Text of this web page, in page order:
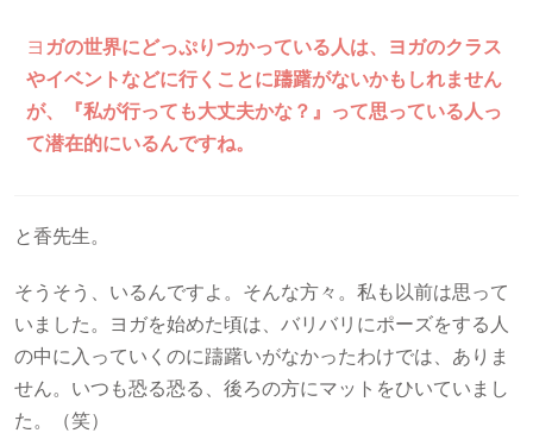
ヨ ガの世界にどっぷりつかっている人は、ヨガのクラス
やイベントなどに行くことに躊躇がないかもしれません
が、『私が行っても大丈夫かな？』って思っている人っ
て潜在的にいるんですね。
と香先生。
そうそう、いるんですよ。そんな方々。私も以前は思って
いました。ヨガを始めた頃は、バリバリにポーズをする人
の中に入っていくのに躊躇いがなかったわけでは、ありま
せん。いつも恐る恐る、後ろの方にマットをひいていまし
た。（笑）